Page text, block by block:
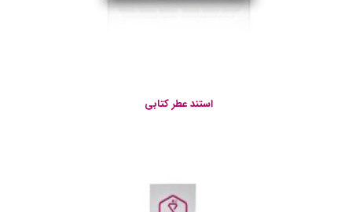
استند عطر کتابی